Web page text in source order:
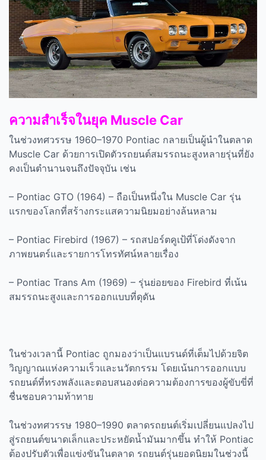
ความสำเร็จในยุค Muscle Car
ในช่วงทศวรรษ 1960–1970 Pontiac กลายเป็นผู้นำในตลาด
Muscle Car ด้วยการเปิดตัวรถยนต์สมรรถนะสูงหลายรุ่นที่ยัง
คงเป็นตำนานจนถึงปัจจุบัน เช่น
– Pontiac GTO (1964) – ถือเป็นหนึ่งใน Muscle Car รุ่น
แรกของโลกที่สร้างกระแสความนิยมอย่างล้นหลาม
– Pontiac Firebird (1967) – รถสปอร์ตคูเป้ที่โด่งดังจาก
ภาพยนตร์และรายการโทรทัศน์หลายเรื่อง
– Pontiac Trans Am (1969) – รุ่นย่อยของ Firebird ที่เน้น
สมรรถนะสูงและการออกแบบที่ดุดัน
ในช่วงเวลานี้ Pontiac ถูกมองว่าเป็นแบรนด์ที่เต็มไปด้วยจิต
วิญญาณแห่งความเร็วและนวัตกรรม โดยเน้นการออกแบบ
รถยนต์ที่ทรงพลังและตอบสนองต่อความต้องการของผู้ขับขี่ที่
ชื่นชอบความท้าทาย
ในช่วงทศวรรษ 1980–1990 ตลาดรถยนต์เริ่มเปลี่ยนแปลงไป
สู่รถยนต์ขนาดเล็กและประหยัดน้ำมันมากขึ้น ทำให้ Pontiac
ต้องปรับตัวเพื่อแข่งขันในตลาด รถยนต์รุ่นยอดนิยมในช่วงนี้